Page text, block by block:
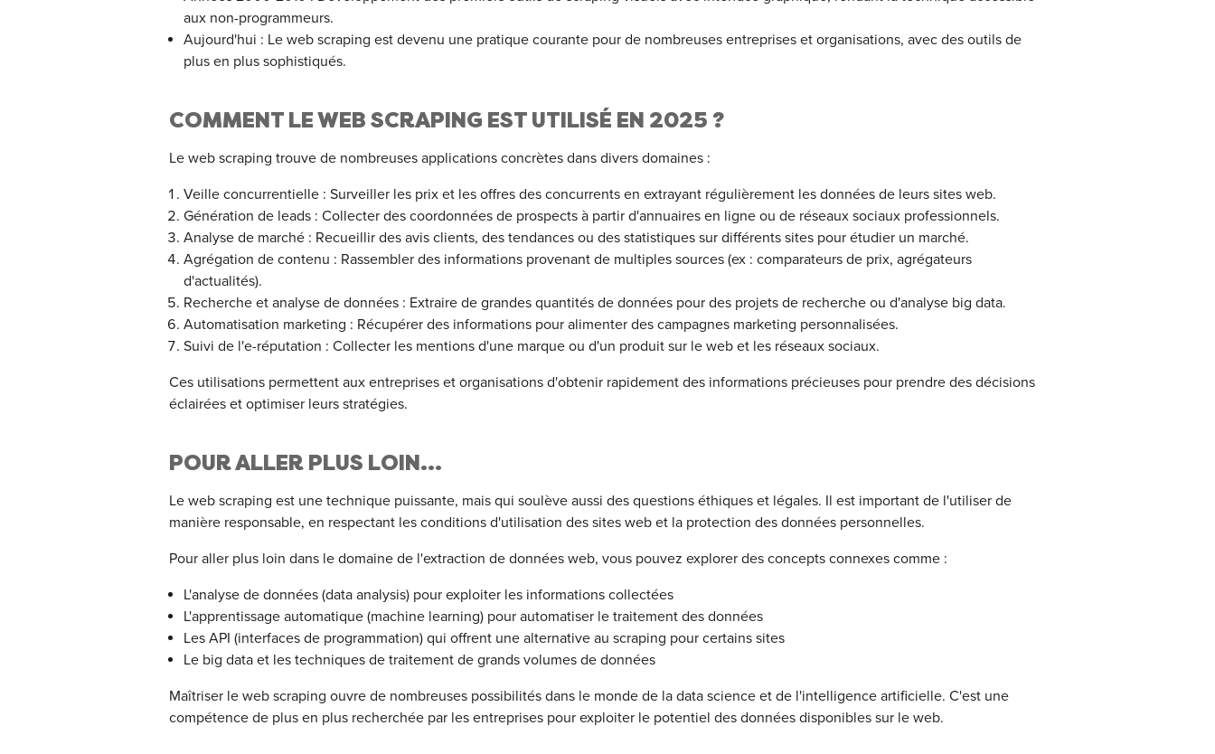
aux non-programmeurs.
Aujourd'hui : Le web scraping est devenu une pratique courante pour de nombreuses entreprises et organisations, avec des outils de
plus en plus sophistiqués.
COMMENT LE WEB SCRAPING EST UTILISÉ EN 2025 ?
Le web scraping trouve de nombreuses applications concrètes dans divers domaines :
Veille concurrentielle : Surveiller les prix et les offres des concurrents en extrayant régulièrement les données de leurs sites web.
Génération de leads : Collecter des coordonnées de prospects à partir d'annuaires en ligne ou de réseaux sociaux professionnels.
Analyse de marché : Recueillir des avis clients, des tendances ou des statistiques sur différents sites pour étudier un marché.
Agrégation de contenu : Rassembler des informations provenant de multiples sources (ex : comparateurs de prix, agrégateurs
d'actualités).
Recherche et analyse de données : Extraire de grandes quantités de données pour des projets de recherche ou d'analyse big data.
Automatisation marketing : Récupérer des informations pour alimenter des campagnes marketing personnalisées.
Suivi de l'e-réputation : Collecter les mentions d'une marque ou d'un produit sur le web et les réseaux sociaux.
Ces utilisations permettent aux entreprises et organisations d'obtenir rapidement des informations précieuses pour prendre des décisions
éclairées et optimiser leurs stratégies.
POUR ALLER PLUS LOIN...
Le web scraping est une technique puissante, mais qui soulève aussi des questions éthiques et légales. Il est important de l'utiliser de
manière responsable, en respectant les conditions d'utilisation des sites web et la protection des données personnelles.
Pour aller plus loin dans le domaine de l'extraction de données web, vous pouvez explorer des concepts connexes comme :
L'analyse de données (data analysis) pour exploiter les informations collectées
L'apprentissage automatique (machine learning) pour automatiser le traitement des données
Les API (interfaces de programmation) qui offrent une alternative au scraping pour certains sites
Le big data et les techniques de traitement de grands volumes de données
Maîtriser le web scraping ouvre de nombreuses possibilités dans le monde de la data science et de l'intelligence artificielle. C'est une
compétence de plus en plus recherchée par les entreprises pour exploiter le potentiel des données disponibles sur le web.